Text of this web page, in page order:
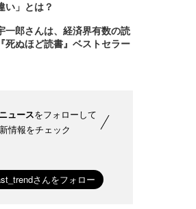
い」とは？
一郎さんは、経済界有数の読
ぬほど読書』ベストセラー
ュースをフォローして
情報をチェック